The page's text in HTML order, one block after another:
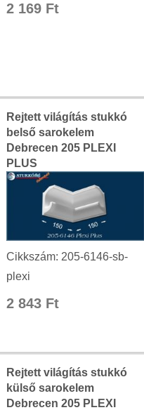
2 169 Ft
Rejtett világítás stukkó
belső sarokelem
Debrecen 205 PLEXI
PLUS
Cikkszám: 205-6146-sb-
plexi
2 843 Ft
Rejtett világítás stukkó
külső sarokelem
Debrecen 205 PLEXI